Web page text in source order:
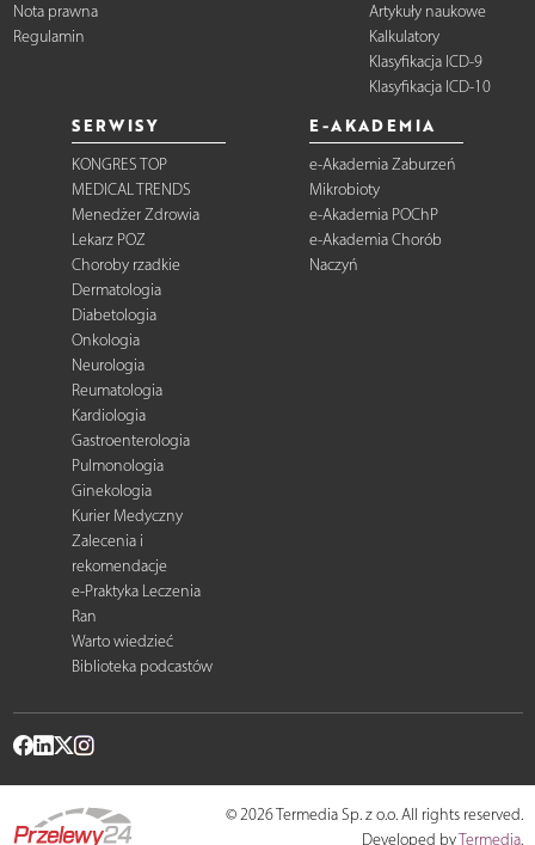
Nota prawna
Regulamin
Artykuły naukowe
Kalkulatory
Klasyfikacja ICD-9
Klasyfikacja ICD-10
SERWISY
KONGRES TOP
MEDICAL TRENDS
Menedżer Zdrowia
Lekarz POZ
Choroby rzadkie
Dermatologia
Diabetologia
Onkologia
Neurologia
Reumatologia
Kardiologia
Gastroenterologia
Pulmonologia
Ginekologia
Kurier Medyczny
Zalecenia i
rekomendacje
e-Praktyka Leczenia
Ran
Warto wiedzieć
Biblioteka podcastów
E-AKADEMIA
e-Akademia Zaburzeń
Mikrobioty
e-Akademia POChP
e-Akademia Chorób
Naczyń
© 2026 Termedia Sp. z o.o. All rights reserved.
Developed byTermedia.